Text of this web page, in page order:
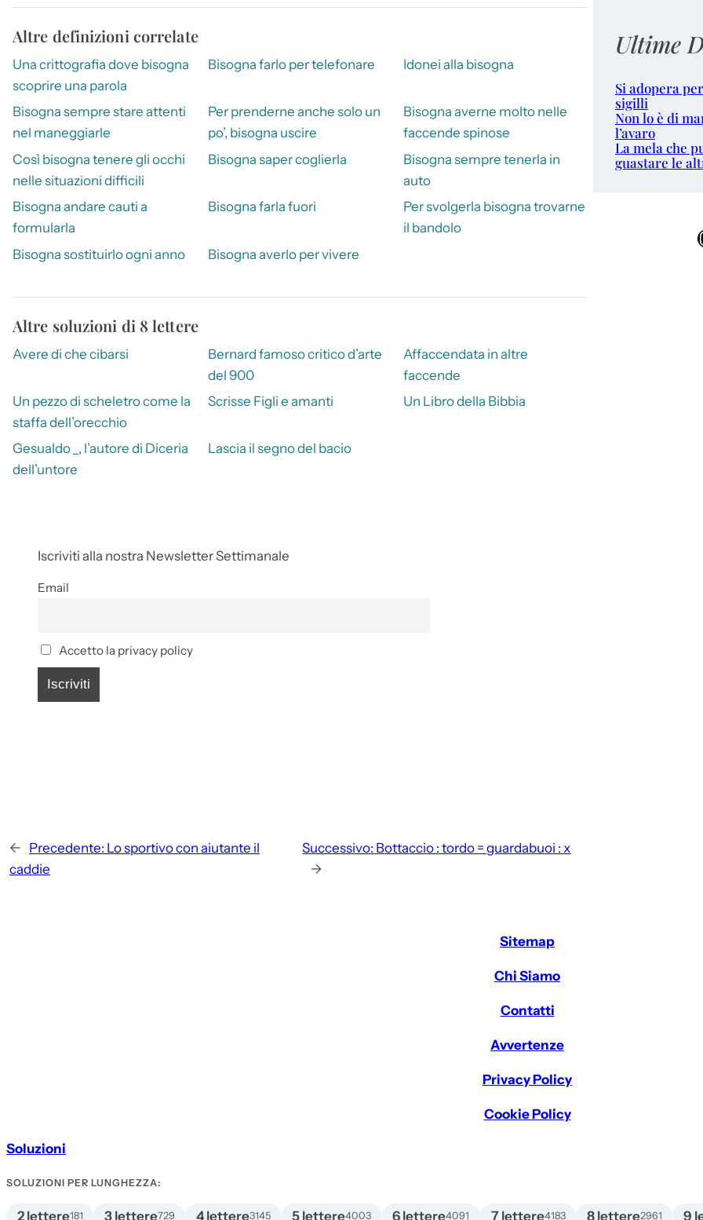
Altre definizioni correlate
Una crittografia dove bisogna
scoprire una parola
Bisogna farlo per telefonare Idonei alla bisogna
Bisogna sempre stare attenti
nel maneggiarle
Per prenderne anche solo un
po’, bisogna uscire
Bisogna averne molto nelle
faccende spinose
Così bisogna tenere gli occhi
nelle situazioni difficili
Bisogna saper coglierla
Bisogna sempre tenerla in
auto
Bisogna andare cauti a
formularla
Bisogna farla fuori
Per svolgerla bisogna trovarne
il bandolo
Bisogna sostituirlo ogni anno
Bisogna averlo per vivere
Altre soluzioni di 8 lettere
Avere di che cibarsi
Bernard famoso critico d’arte
del 900
Affaccendata in altre
faccende
Un pezzo di scheletro come la
staffa dell’orecchio
Scrisse Figli e amanti Un Libro della Bibbia
Gesualdo _, l’autore di Diceria
dell’untore
Lascia il segno del bacio
Iscriviti alla nostra Newsletter Settimanale
Email
Accetto la privacy policy
← Precedente: Lo sportivo con aiutante il
caddie
Successivo: Bottaccio : tordo = guardabuoi : x
→
Ultime
Si adopera
sigilli
Non lo è di
l’avaro
La mela che
guastare le
Sitemap
Chi Siamo
Contatti
Avvertenze
Privacy Policy
Cookie Policy
Soluzioni
SOLUZIONI PER LUNGHEZZA:
2 lettere181 3 lettere729 4 lettere3145 5 lettere4003 6 lettere4091 7 lettere4183 8 lettere2961 9